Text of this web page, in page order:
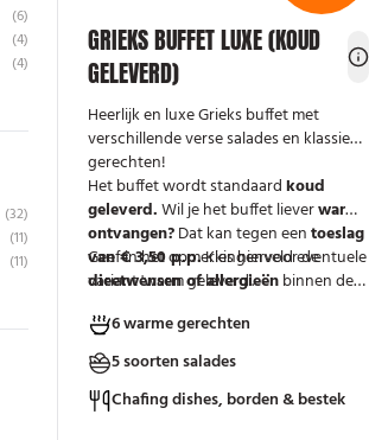
(6)
(4)
(4)
(32)
(11)
(11)
GRIEKS BUFFET LUXE (KOUD
GELEVERD)
Heerlijk en luxe Grieks buffet met
verschillende verse salades en klassieke
gerechten!
Het buffet wordt standaardkoud
geleverd.Wil je het buffet lieverwarm
ontvangen?Dat kan tegen eentoeslag
van € 3,50 p.p.Kies hiervoor de
variant 'warm geleverd'.
Geef in het opmerkingenveld eventuele
dieetwensen of allergieënbinnen de
mee kunnen houden.
6 warme gerechten
5 soorten salades
Chafing dishes, borden & bestek